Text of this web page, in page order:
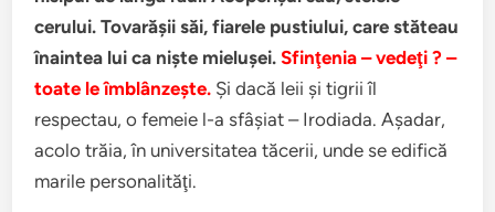
cerului. Tovarăşii săi, fiarele pustiului, care stăteau
înaintea lui ca nişte mieluşei. Sfinţenia – vedeţi ? –
toate le îmblânzeşte. Şi dacă leii şi tigrii îl
respectau, o femeie l-a sfâşiat – Irodiada. Aşadar,
acolo trăia, în universitatea tăcerii, unde se edifică
marile personalităţi.